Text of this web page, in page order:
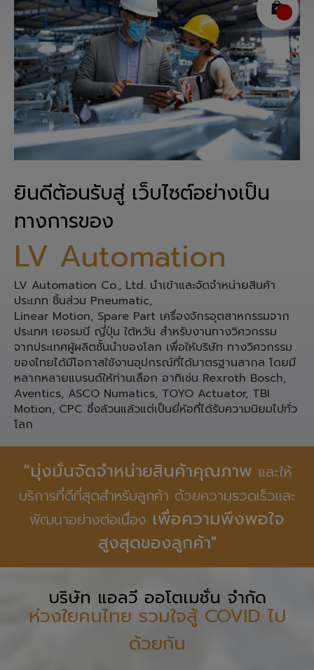
ยินดีต้อนรับสู่ เว็บไซต์อย่างเป็น
ทางการของ
LV Automation
ประเภท ชิ้นส่วน Pneumatic,
Linear Motion, Spare Part เครื่องจักรอุตสาหกรรมจาก
ประเทศ เยอรมนี ญี่ปุ่น ใต้หวัน สำหรับงานทางวิศวกรรม
จากประเทศผู้ผลิตชั้นนำของโลก เพื่อให้บริษัท ทางวิศวกรรม
ของไทยได้มีโอกาสใช้งานอุปกรณ์ที่ได้มาตรฐานสากล โดยมี
หลากหลายแบรนด์ให้ท่านเลือก อาทิเช่น Rexroth Bosch,
Aventics, ASCO Numatics, TOYO Actuator, TBI
Motion, CPC ซึ่งล้วนแล้วแต่เป็นยี่ห้อที่ได้รับความนิยมไปทั่ว
โลก
“มุ่งมั่นจัดจำหน่ายสินค้าคุณภาพ
และให้
บริการที่ดีที่สุดสำหรับลูกค้า ด้วยความรวดเร็วและ
พัฒนาอย่างต่อเนื่อง เพื่อความพึงพอใจ
สูงสุดของลูกค้า"
บริษัท แอลวี ออโตเมชั่น จำกัด
ห่วงใยคนไทย รวมใจสู้ COVID ไป
ด้วยกัน